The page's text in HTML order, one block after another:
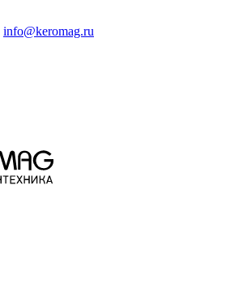
info@keromag.ru